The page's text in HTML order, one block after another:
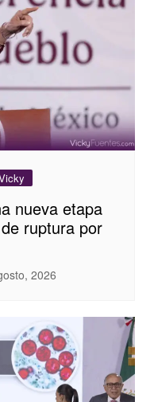
nueva etapa
ruptura por
2026